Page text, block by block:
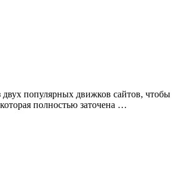
популярных движков сайтов, чтобы
полностью заточена …